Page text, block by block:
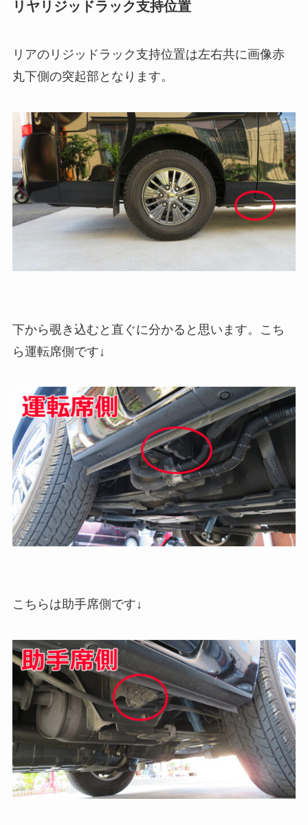
リヤリジッドラック支持位置
リアのリジッドラック支持位置は左右共に画像赤
丸下側の突起部となります。
下から覗き込むと直ぐに分かると思います。こち
ら運転席側です↓
こちらは助手席側です↓